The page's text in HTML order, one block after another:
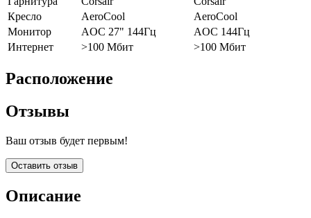
Кресло
AeroCool
AeroCool
Монитор
AOC 27" 144Гц
AOC 144Гц
Интернет
>100 Мбит >100 Мбит
Расположение
Отзывы
Ваш отзыв будет первым!
Оставить отзыв
Описание